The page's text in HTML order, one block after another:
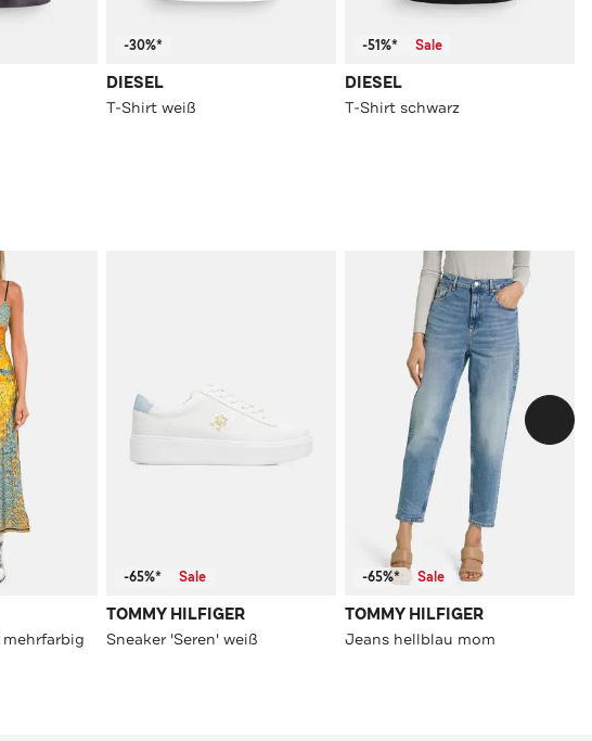
-30%*
DIESEL
T-Shirt weiß
-51%* Sale
DIESEL
T-Shirt schwarz
-65%* Sale
TOMMY HILFIGER
Sneaker 'Seren' weiß
-65%* Sale
TOMMY HILFIGER
Jeans hellblau mom